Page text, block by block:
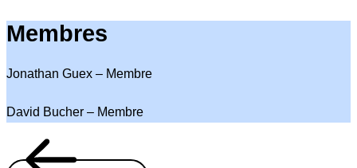
Membres
Jonathan Guex – Membre
David Bucher – Membre